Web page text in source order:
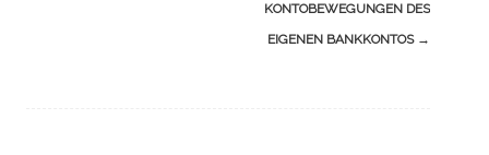
KONTOBEWEGUNGEN DES
EIGENEN BANKKONTOS →